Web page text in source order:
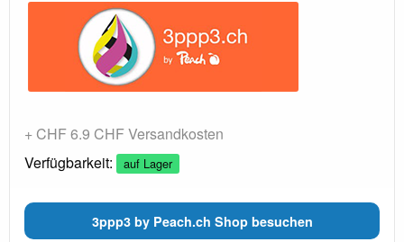
+ CHF 6.9 CHF Versandkosten
Verfügbarkeit:
auf Lager
3ppp3 by Peach.ch Shop besuchen